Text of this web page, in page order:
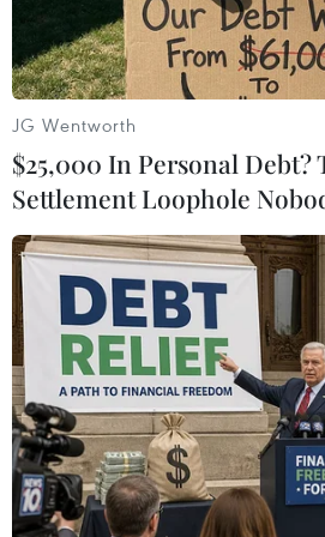
tháng qua.
Người dân mua sắm tại một cửa
(Ảnh: AFP/
Báo cáo của Bộ Lao động
tiêu dùng của nước này “bứt
JG Wentworth
$25,000 In Personal Debt?
Settlement Loophole